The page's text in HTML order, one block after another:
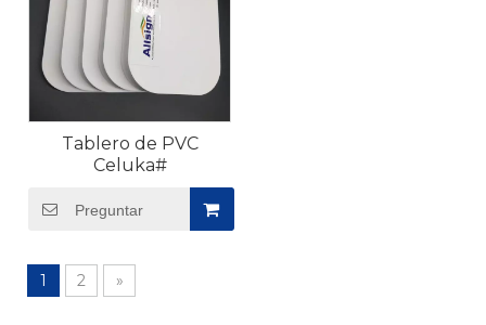
Tablero de PVC
Celuka#
Preguntar
1 2 »